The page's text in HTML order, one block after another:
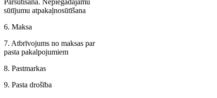
sūtījumu atpakaļnosūtīšana
6. Maksa
7. Atbrīvojums no maksas par
pasta pakalpojumiem
8. Pastmarkas
9. Pasta drošība